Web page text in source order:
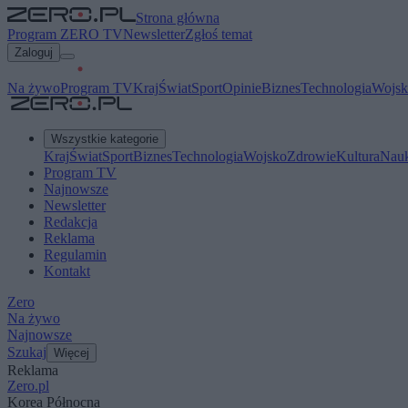
Strona główna
Program ZERO TVNewsletterZgłoś temat
Zaloguj
Na żywoProgram TVKrajŚwiatSportOpinieBiznesTechnologia
Wszystkie kategorie
KrajŚwiatSportBiznesTechnologiaWojskoZdrowieKultura
Program TV
Najnowsze
Newsletter
Redakcja
Reklama
Regulamin
Kontakt
Zero
Na żywo
Najnowsze
Szukaj Więcej
Reklama
Zero.pl
Korea Północna